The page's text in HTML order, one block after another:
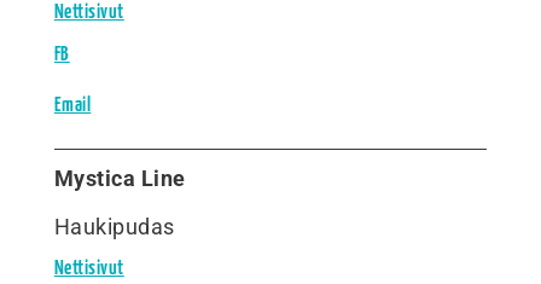
Nettisivut
FB
Email
Mystica Line
Haukipudas
Nettisivut